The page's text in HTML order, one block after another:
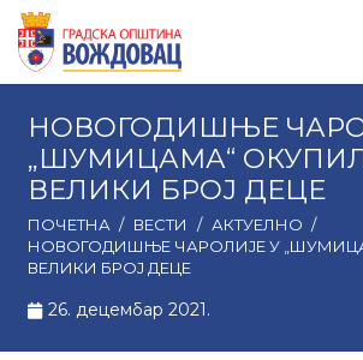
НОВОГОДИШЊЕ
„ШУМИЦАМА“
ВЕЛИКИ БРОЈ ДЕЦЕ
ПОЧЕТНА / ВЕСТИ / АКТУЕЛНО /
НОВОГОДИШЊЕ ЧАРОЛИЈЕ У
ВЕЛИКИ БРОЈ ДЕЦЕ
26. децембар 2021.